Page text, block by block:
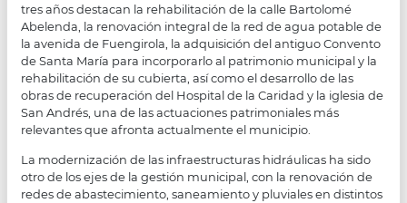
tres años destacan la rehabilitación de la calle Bartolomé
Abelenda, la renovación integral de la red de agua potable de
la avenida de Fuengirola, la adquisición del antiguo Convento
de Santa María para incorporarlo al patrimonio municipal y la
rehabilitación de su cubierta, así como el desarrollo de las
obras de recuperación del Hospital de la Caridad y la iglesia de
San Andrés, una de las actuaciones patrimoniales más
relevantes que afronta actualmente el municipio.
La modernización de las infraestructuras hidráulicas ha sido
otro de los ejes de la gestión municipal, con la renovación de
redes de abastecimiento, saneamiento y pluviales en distintos